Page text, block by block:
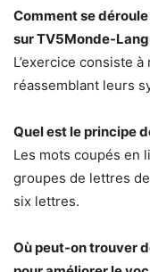
Comment se
sur TV5Monde-
L’exercice consiste
réassemblant leurs
Quel est le principe
Les mots coupés en
groupes de lettres
six lettres.
Où peut-on trouver